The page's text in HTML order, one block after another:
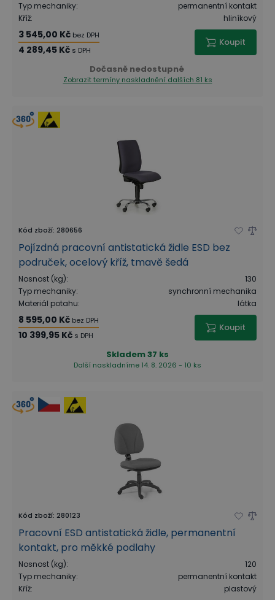
Typ mechaniky:
permanentní kontakt
Kříž: hliníkový
3 545,00 Kč bez DPH
4 289,45 Kč s DPH
Koupit
Dočasně nedostupné
Zobrazit termíny naskladnění dalších 81 ks
Kód zboží: 280656
Pojízdná pracovní antistatická židle ESD bez
područek, ocelový kříž, tmavě šedá
Nosnost (kg):
130
Typ mechaniky:
synchronní mechanika
Materiál potahu: látka
8 595,00 Kč bez DPH
10 399,95 Kč s DPH
Koupit
Skladem37 ks
Další naskladníme 14. 8. 2026 - 10 ks
Kód zboží: 280123
Pracovní ESD antistatická židle, permanentní
kontakt, pro měkké podlahy
Nosnost (kg):
120
Typ mechaniky:
permanentní kontakt
Kříž: plastový